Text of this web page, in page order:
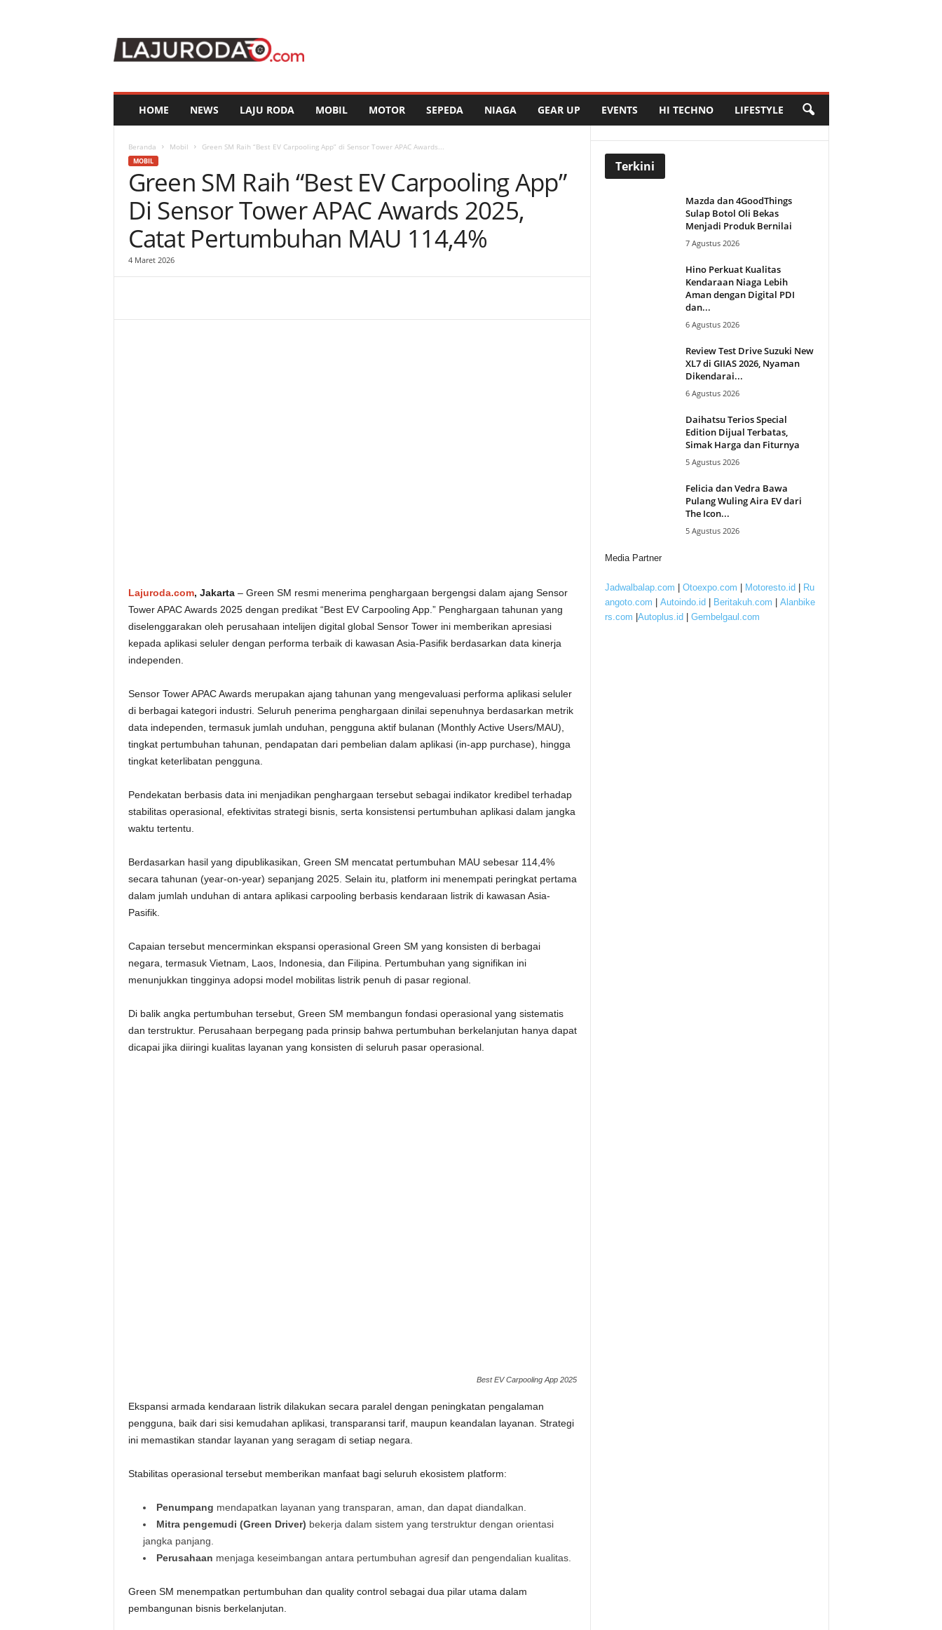
u
HOME NEWS LAJU RODA MOBIL MOTOR SEPEDA NIAGA GEAR UP EVENTS HI TECHNO LIFESTYLE
Beranda Mobil Green SM Raih “Best EV Carpooling App” di Sensor Tower APAC Awards...
MOBIL
Green SM Raih “Best EV Carpooling App”
Di Sensor Tower APAC Awards 2025,
Catat Pertumbuhan MAU 114,4%
4 Maret 2026
Lajuroda.com, Jakarta– Green SM resmi menerima penghargaan bergengsi dalam ajang Sensor
Tower APAC Awards 2025 dengan predikat “Best EV Carpooling App.” Penghargaan tahunan yang
diselenggarakan oleh perusahaan intelijen digital global Sensor Tower ini memberikan apresiasi
kepada aplikasi seluler dengan performa terbaik di kawasan Asia-Pasifik berdasarkan data kinerja
independen.
Sensor Tower APAC Awards merupakan ajang tahunan yang mengevaluasi performa aplikasi seluler
di berbagai kategori industri. Seluruh penerima penghargaan dinilai sepenuhnya berdasarkan metrik
data independen, termasuk jumlah unduhan, pengguna aktif bulanan (Monthly Active Users/MAU),
tingkat pertumbuhan tahunan, pendapatan dari pembelian dalam aplikasi (in-app purchase), hingga
tingkat keterlibatan pengguna.
Pendekatan berbasis data ini menjadikan penghargaan tersebut sebagai indikator kredibel terhadap
stabilitas operasional, efektivitas strategi bisnis, serta konsistensi pertumbuhan aplikasi dalam jangka
waktu tertentu.
Berdasarkan hasil yang dipublikasikan, Green SM mencatat pertumbuhan MAU sebesar 114,4%
secara tahunan (year-on-year) sepanjang 2025. Selain itu, platform ini menempati peringkat pertama
dalam jumlah unduhan di antara aplikasi carpooling berbasis kendaraan listrik di kawasan Asia-
Pasifik.
Capaian tersebut mencerminkan ekspansi operasional Green SM yang konsisten di berbagai
negara, termasuk Vietnam, Laos, Indonesia, dan Filipina. Pertumbuhan yang signifikan ini
menunjukkan tingginya adopsi model mobilitas listrik penuh di pasar regional.
Di balik angka pertumbuhan tersebut, Green SM membangun fondasi operasional yang sistematis
dan terstruktur. Perusahaan berpegang pada prinsip bahwa pertumbuhan berkelanjutan hanya dapat
dicapai jika diiringi kualitas layanan yang konsisten di seluruh pasar operasional.
Best EV Carpooling App 2025
Ekspansi armada kendaraan listrik dilakukan secara paralel dengan peningkatan pengalaman
pengguna, baik dari sisi kemudahan aplikasi, transparansi tarif, maupun keandalan layanan. Strategi
ini memastikan standar layanan yang seragam di setiap negara.
Stabilitas operasional tersebut memberikan manfaat bagi seluruh ekosistem platform:
Penumpang mendapatkan layanan yang transparan, aman, dan dapat diandalkan.
Mitra pengemudi (Green Driver) bekerja dalam sistem yang terstruktur dengan orientasi
jangka panjang.
Perusahaan menjaga keseimbangan antara pertumbuhan agresif dan pengendalian kualitas.
Green SM menempatkan pertumbuhan dan quality control sebagai dua pilar utama dalam
pembangunan bisnis berkelanjutan.
Terkini
Mazda dan 4GoodThings
Sulap Botol Oli Bekas
Menjadi Produk Bernilai
7 Agustus 2026
Hino Perkuat Kualitas
Kendaraan Niaga Lebih
Aman dengan Digital PDI
dan...
6 Agustus 2026
Review Test Drive Suzuki New
XL7 di GIIAS 2026, Nyaman
Dikendarai...
6 Agustus 2026
Daihatsu Terios Special
Edition Dijual Terbatas,
Simak Harga dan Fiturnya
5 Agustus 2026
Felicia dan Vedra Bawa
Pulang Wuling Aira EV dari
The Icon...
5 Agustus 2026
Media Partner
Jadwalbalap.com Otoexpo.com Motoresto.id
Ru
angoto.com
Autoindo.id Beritakuh.com
Alanbike
rs.com Autoplus.id Gembelgaul.com